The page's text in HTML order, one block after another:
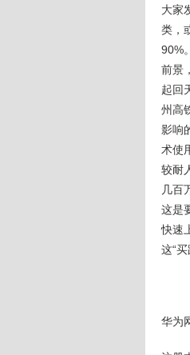
大家
类，
90%
前景
起回
州高
影响
术使
较耐
几百
这是
快速
这“
华为